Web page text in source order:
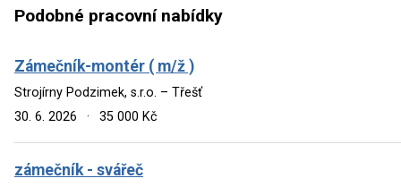
Podobné pracovní nabídky
Zámečník-montér ( m/ž )
Strojírny Podzimek, s.r.o. – Třešť
30. 6. 2026
· 35 000 Kč
zámečník - svářeč